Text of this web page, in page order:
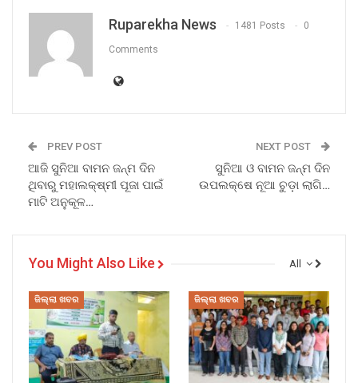
Ruparekha News 1481 Posts 0
Comments
PREV POST
ଆଜି ସୁନିଆ ବାମନ ଜନ୍ମ ଦିନ
ଥିବାରୁ ମହାଲକ୍ଷ୍ମୀ ପୂଜା ପାଇଁ
ମାଟି ଅନୁକୂଳ…
NEXT POST
ସୁନିଆ ଓ ବାମନ ଜନ୍ମ ଦିନ
ଉପଲକ୍ଷେ ନୂଆ ଚୁଡ଼ା ଲାଗି…
All
You Might Also Like
ଜିଲ୍ଲା ଖବର ଜିଲ୍ଲା ଖବର